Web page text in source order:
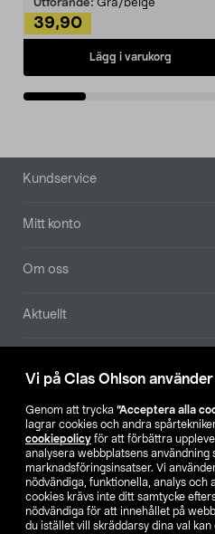
Vi på Clas Ohlson
Genom att trycka ”Acceptera alla
lagrar cookies och andra
cookiepolicy för att förbättra
analysera webbplatsens användning
marknadsföringsinsatser. Vi
nödvändiga, funktionella, analys och
cookies krävs inte ditt samtycke
nödvändiga för att innehållet på
du istället vill skräddarsy dina val kan
Utförande: Grå/beige
39,90
Lägg i varukorg
Sidfot
Kundservice
Mitt konto
Om oss
Aktuellt
Hitta
SE NO